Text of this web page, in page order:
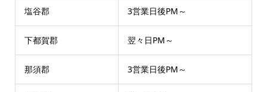
塩谷郡 3営業日後PM～
下都賀郡 翌々日PM～
那須郡 3営業日後PM～